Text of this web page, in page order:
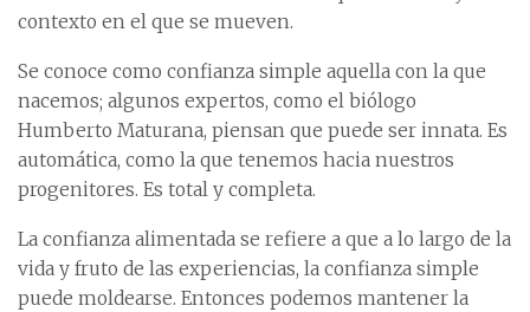
contexto en el que se mueven.
Se conoce como confianza simple aquella con la que
nacemos; algunos expertos, como el biólogo
Humberto Maturana, piensan que puede ser innata. Es
automática, como la que tenemos hacia nuestros
progenitores. Es total y completa.
La confianza alimentada se refiere a que a lo largo de la
vida y fruto de las experiencias, la confianza simple
puede moldearse. Entonces podemos mantener la